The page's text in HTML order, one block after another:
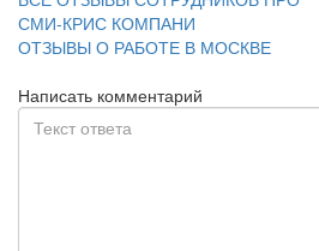
СМИ-КРИС КОМПАНИ
ОТЗЫВЫ О РАБОТЕ В МОСКВЕ
Написать комментарий